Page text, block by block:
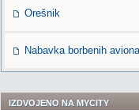
Orešnik
Nabavka borbenih
IZDVOJENO NA MYCITY